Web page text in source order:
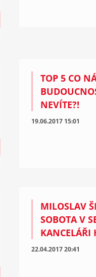
TOP 5 CO
NEVÍTE?!
19.06.2017 15:01
MILOSLAV
SOBOTA V
KANCELÁŘI
22.04.2017 20:41